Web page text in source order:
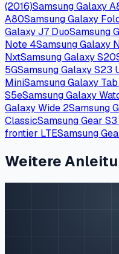
(2016)Samsung Galaxy
A80Samsung Galaxy
Galaxy J7 DuoSamsung
Note 4Samsung Galaxy
NxtSamsung Galaxy S20
5GSamsung Galaxy S23
MiniSamsung Galaxy
S5eSamsung Galaxy
Galaxy Wide 2Samsung
ClassicSamsung Gear
frontier LTESamsung
Weitere